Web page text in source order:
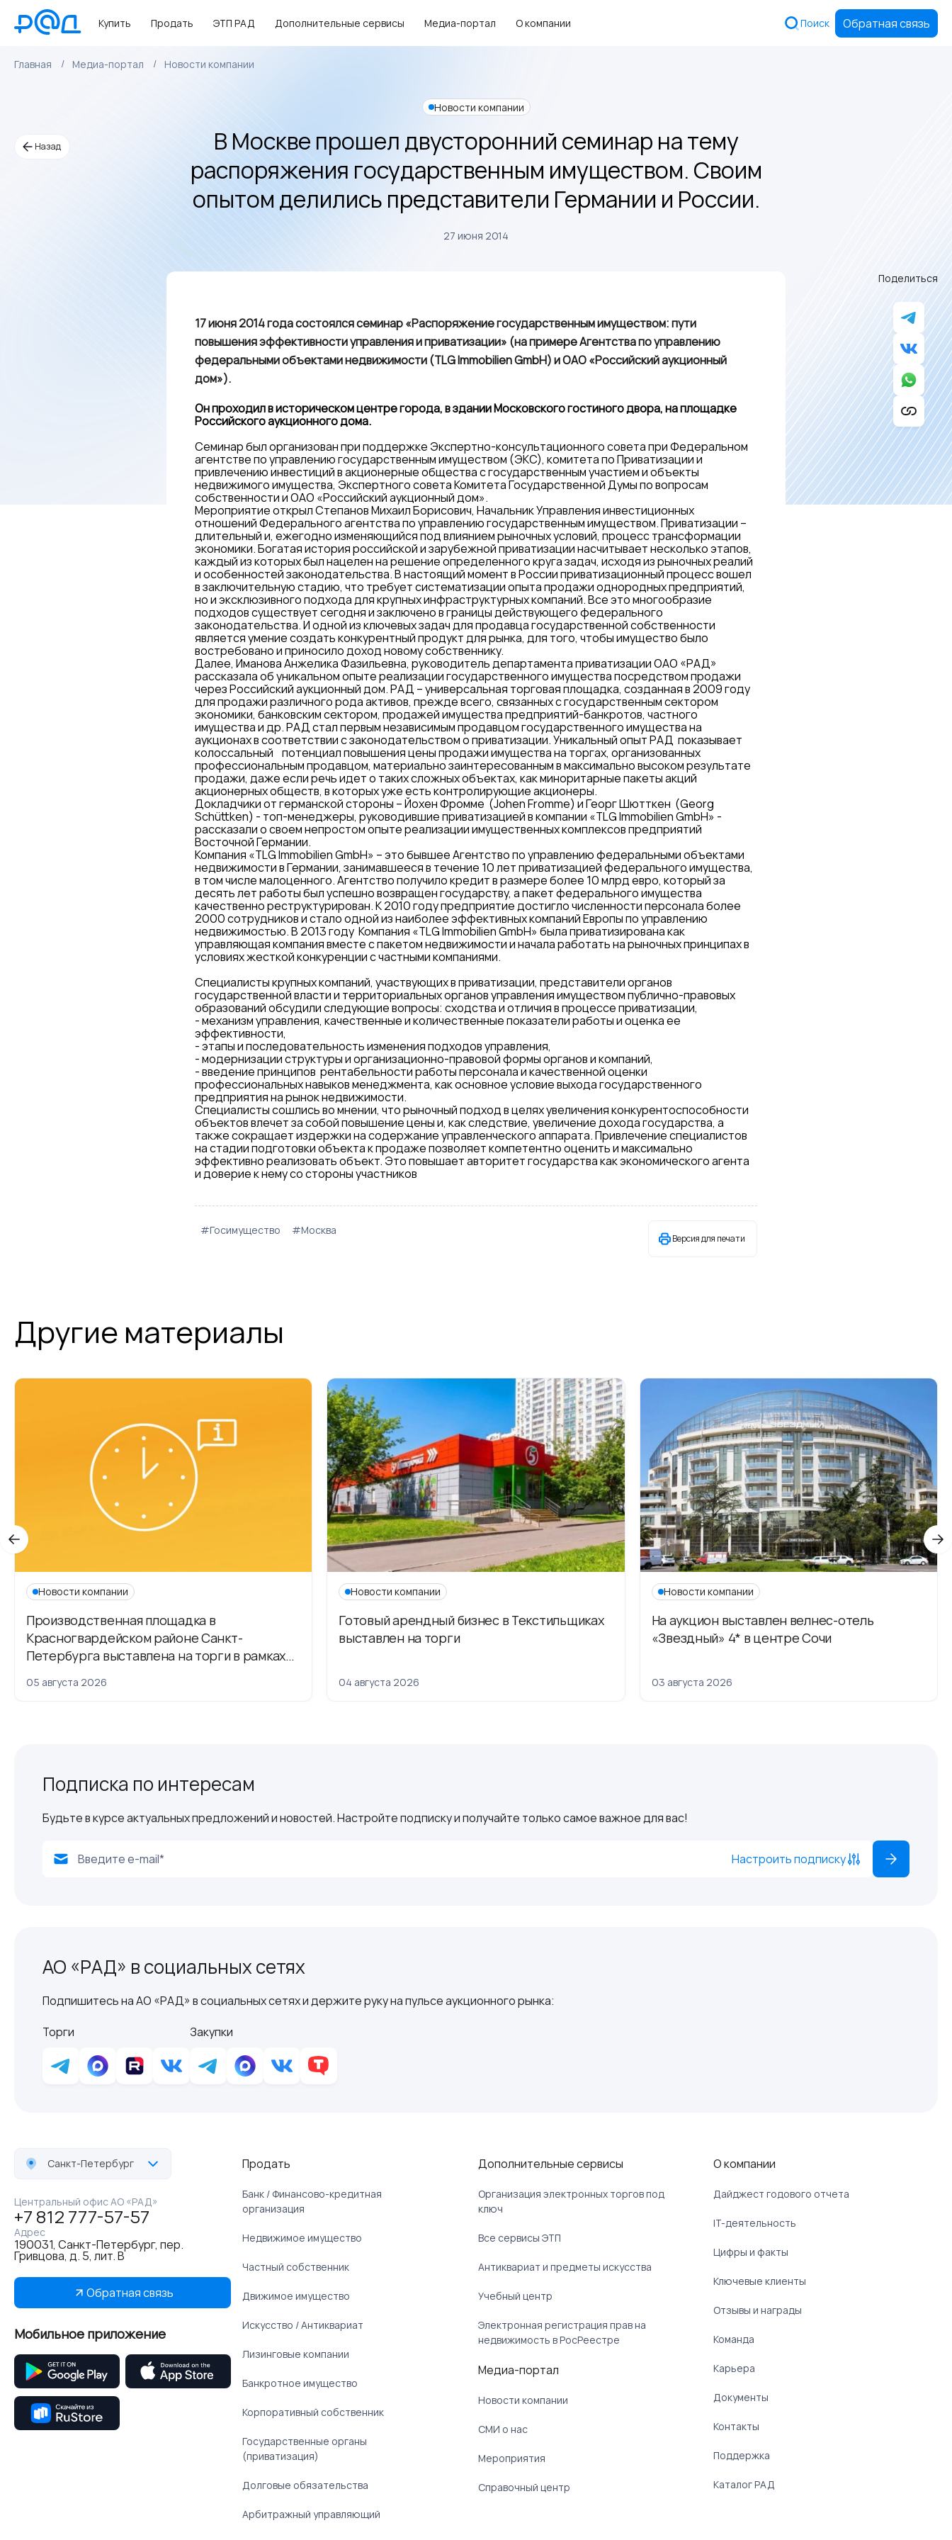
Купить Продать ЭТП РАД Дополнительные сервисы Медиа-портал О компании Поиск Обратная связь
Главная Медиа-портал Новости компании
Назад
Новости компании
В Москве прошел двусторонний семинар на тему
распоряжения государственным имуществом. Своим
опытом делились представители Германии и России.
27 июня 2014
17 июня 2014 года состоялся семинар «Распоряжение государственным имуществом: пути
повышения эффективности управления и приватизации» (на примере Агентства по управлению
федеральными объектами недвижимости (TLG Immobilien GmbH) и ОАО «Российский аукционный
дом»).
Он проходил в историческом центре города, в здании Московского гостиного двора, на площадке
Российского аукционного дома.
Семинар был организован при поддержке Экспертно-консультационного совета при Федеральном
агентстве по управлению государственным имуществом (ЭКС), комитета по Приватизации и
привлечению инвестиций в акционерные общества с государственным участием и объекты
недвижимого имущества, Экспертного совета Комитета Государственной Думы по вопросам
собственности и ОАО «Российский аукционный дом».
Мероприятие открыл Степанов Михаил Борисович, Начальник Управления инвестиционных
отношений Федерального агентства по управлению государственным имуществом. Приватизации –
длительный и, ежегодно изменяющийся под влиянием рыночных условий, процесс трансформации
экономики. Богатая история российской и зарубежной приватизации насчитывает несколько этапов,
каждый из которых был нацелен на решение определенного круга задач, исходя из рыночных реалий
и особенностей законодательства. В настоящий момент в России приватизационный процесс вошел
в заключительную стадию, что требует систематизации опыта продажи однородных предприятий,
но и эксклюзивного подхода для крупных инфраструктурных компаний. Все это многообразие
подходов существует сегодня и заключено в границы действующего федерального
законодательства. И одной из ключевых задач для продавца государственной собственности
является умение создать конкурентный продукт для рынка, для того, чтобы имущество было
востребовано и приносило доход новому собственнику.
Далее, Иманова Анжелика Фазильевна, руководитель департамента приватизации ОАО «РАД»
рассказала об уникальном опыте реализации государственного имущества посредством продажи
через Российский аукционный дом. РАД – универсальная торговая площадка, созданная в 2009 году
для продажи различного рода активов, прежде всего, связанных с государственным сектором
экономики, банковским сектором, продажей имущества предприятий-банкротов, частного
имущества и др. РАД стал первым независимым продавцом государственного имущества на
аукционах в соответствии с законодательством о приватизации. Уникальный опыт РАД показывает
колоссальный потенциал повышения цены продажи имущества на торгах, организованных
профессиональным продавцом, материально заинтересованным в максимально высоком результате
продажи, даже если речь идет о таких сложных объектах, как миноритарные пакеты акций
акционерных обществ, в которых уже есть контролирующие акционеры.
Докладчики от германской стороны – Йохен Фромме (Johen Fromme) и Георг Шютткен (Georg
Schüttken) - топ-менеджеры, руководившие приватизацией в компании «TLG Immobilien GmbH» -
рассказали о своем непростом опыте реализации имущественных комплексов предприятий
Восточной Германии.
Компания «TLG Immobilien GmbH» – это бывшее Агентство по управлению федеральными объектами
недвижимости в Германии, занимавшееся в течение 10 лет приватизацией федерального имущества,
в том числе малоценного. Агентство получило кредит в размере более 10 млрд евро, который за
десять лет работы был успешно возвращен государству, а пакет федерального имущества
качественно реструктурирован. К 2010 году предприятие достигло численности персонала более
2000 сотрудников и стало одной из наиболее эффективных компаний Европы по управлению
недвижимостью. В 2013 году Компания «TLG Immobilien GmbH» была приватизирована как
управляющая компания вместе с пакетом недвижимости и начала работать на рыночных принципах в
условиях жесткой конкуренции с частными компаниями.
Специалисты крупных компаний, участвующих в приватизации, представители органов
государственной власти и территориальных органов управления имуществом публично-правовых
образований обсудили следующие вопросы: сходства и отличия в процессе приватизации,
- механизм управления, качественные и количественные показатели работы и оценка ее
эффективности,
- этапы и последовательность изменения подходов управления,
- модернизации структуры и организационно-правовой формы органов и компаний,
- введение принципов рентабельности работы персонала и качественной оценки
профессиональных навыков менеджмента, как основное условие выхода государственного
предприятия на рынок недвижимости.
Специалисты сошлись во мнении, что рыночный подход в целях увеличения конкурентоспособности
объектов влечет за собой повышение цены и, как следствие, увеличение дохода государства, а
также сокращает издержки на содержание управленческого аппарата. Привлечение специалистов
на стадии подготовки объекта к продаже позволяет компетентно оценить и максимально
эффективно реализовать объект. Это повышает авторитет государства как экономического агента
и доверие к нему со стороны участников
#Госимущество #Москва
Версия для печати
Поделиться
Другие материалы
Новости компании
Производственная площадка в
Красногвардейском районе Санкт-
Петербурга выставлена на торги в рамках
05 августа 2026
Новости компании
Готовый арендный бизнес в Текстильщиках
выставлен на торги
04 августа 2026
Новости компании
На аукцион выставлен велнес-отель
«Звездный» 4* в центре Сочи
03 августа 2026
Подписка по интересам
Будьте в курсе актуальных предложений и новостей. Настройте подписку и получайте только самое важное для вас!
Настроить подписку
АО «РАД» в социальных сетях
Подпишитесь на АО «РАД» в социальных сетях и держите руку на пульсе аукционного рынка:
Торги
Закупки
Санкт-Петербург
Центральный офис АО «РАД»
+7 812 777-57-57
Адрес
190031, Санкт-Петербург, пер.
Гривцова, д. 5, лит. В
Обратная связь
Мобильное приложение
Продать
Банк / Финансово-кредитная
организация
Недвижимое имущество
Частный собственник
Движимое имущество
Искусство / Антиквариат
Лизинговые компании
Банкротное имущество
Корпоративный собственник
Государственные органы
(приватизация)
Долговые обязательства
Арбитражный управляющий
Дополнительные сервисы
Организация электронных торгов под
ключ
Все сервисы ЭТП
Антиквариат и предметы искусства
Учебный центр
Электронная регистрация прав на
недвижимость в РосРеестре
Медиа-портал
Новости компании
СМИ о нас
Мероприятия
Справочный центр
О компании
Дайджест годового отчета
IT-деятельность
Цифры и факты
Ключевые клиенты
Отзывы и награды
Команда
Карьера
Документы
Контакты
Поддержка
Каталог РАД